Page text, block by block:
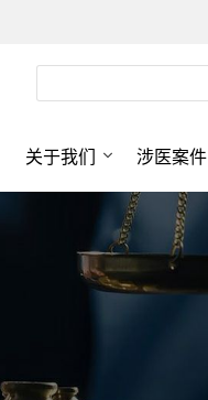
关于我们 涉医案件